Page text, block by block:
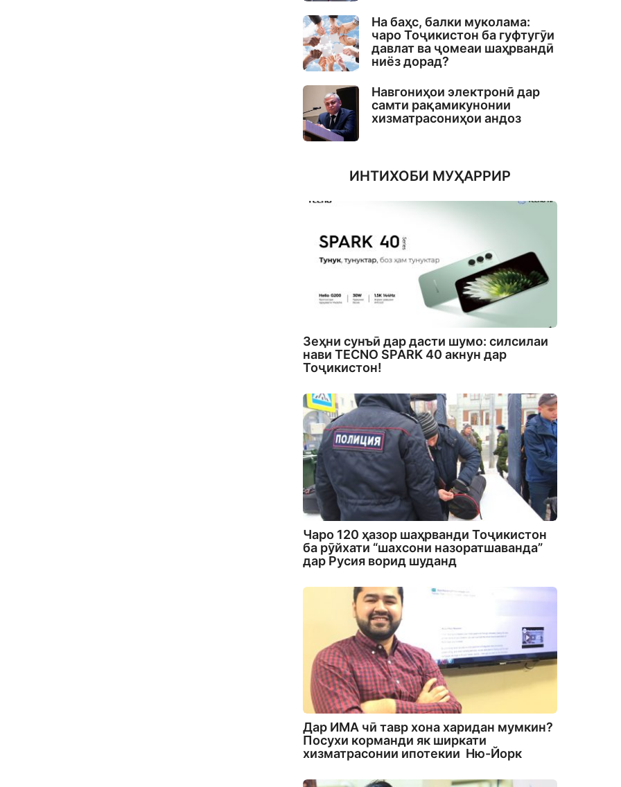
На баҳс, балки муколама:
чаро Тоҷикистон ба гуфтугӯи
давлат ва ҷомеаи шаҳрвандӣ
ниёз дорад?
Навгониҳои электронӣ дар
самти рақамикунонии
хизматрасониҳои андоз
ИНТИХОБИ МУҲАРРИР
Зеҳни сунъӣ дар дасти шумо: силсилаи
нави TECNO SPARK 40 акнун дар
Тоҷикистон!
Чаро 120 ҳазор шаҳрванди Тоҷикистон
ба рӯйхати “шахсони назоратшаванда”
дар Русия ворид шуданд
Дар ИМА чӣ тавр хона харидан мумкин?
Посухи корманди як ширкати
хизматрасонии ипотекии Ню-Йорк